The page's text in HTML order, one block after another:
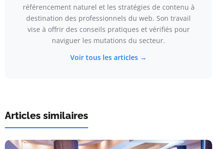
référencement naturel et les stratégies de contenu à
destination des professionnels du web. Son travail
vise à offrir des conseils pratiques et vérifiés pour
naviguer les mutations du secteur.
Voir tous les articles →
Articles similaires